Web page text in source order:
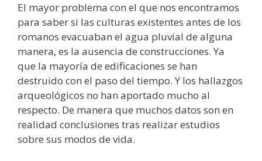
El mayor problema con el que nos encontramos
para saber si las culturas existentes antes de los
romanos evacuaban el agua pluvial de alguna
manera, es la ausencia de construcciones. Ya
que la mayoría de edificaciones se han
destruido con el paso del tiempo. Y los hallazgos
arqueológicos no han aportado mucho al
respecto. De manera que muchos datos son en
realidad conclusiones tras realizar estudios
sobre sus modos de vida.